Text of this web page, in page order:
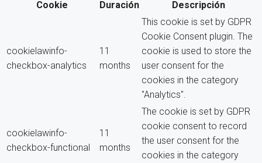
Cookie
Duración Descripción
cookielawinfo-
checkbox-analytics
11
months
This cookie is set by GDPR
Cookie Consent plugin. The
cookie is used to store the
user consent for the
cookies in the category
"Analytics".
cookielawinfo-
checkbox-functional
11
months
The cookie is set by GDPR
cookie consent to record
the user consent for the
cookies in the category